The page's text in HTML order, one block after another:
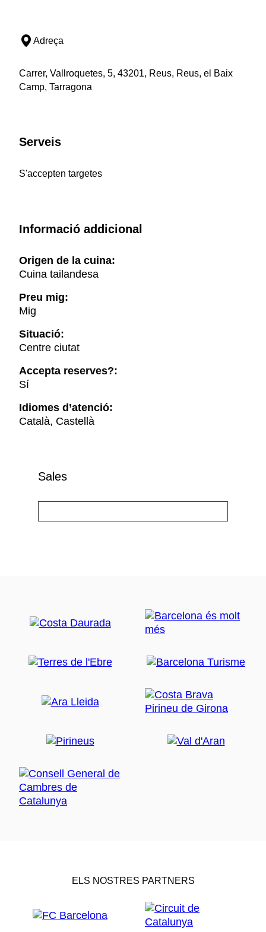
Adreça
Carrer, Vallroquetes, 5, 43201, Reus, Reus, el Baix
Camp, Tarragona
Serveis
S'accepten targetes
Informació addicional
Origen de la cuina:
Cuina tailandesa
Preu mig:
Mig
Situació:
Centre ciutat
Accepta reserves?:
Sí
Idiomes d’atenció:
Català, Castellà
Sales
ELS NOSTRES PARTNERS